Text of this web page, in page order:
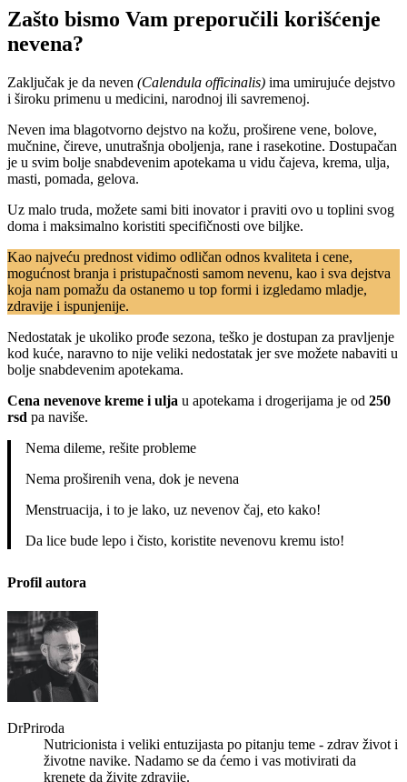
Zašto bismo Vam preporučili korišćenje
nevena?
Zaključak je da neven (Calendula officinalis) ima umirujuće dejstvo
i široku primenu u medicini, narodnoj ili savremenoj.
Neven ima blagotvorno dejstvo na kožu, proširene vene, bolove,
mučnine, čireve, unutrašnja oboljenja, rane i rasekotine. Dostupačan
je u svim bolje snabdevenim apotekama u vidu čajeva, krema, ulja,
masti, pomada, gelova.
Uz malo truda, možete sami biti inovator i praviti ovo u toplini svog
doma i maksimalno koristiti specifičnosti ove biljke.
Kao najveću prednost vidimo odličan odnos kvaliteta i cene,
mogućnost branja i pristupačnosti samom nevenu, kao i sva dejstva
koja nam pomažu da ostanemo u top formi i izgledamo mladje,
zdravije i ispunjenije.
Nedostatak je ukoliko prođe sezona, teško je dostupan za pravljenje
kod kuće, naravno to nije veliki nedostatak jer sve možete nabaviti u
bolje snabdevenim apotekama.
Cena nevenove kreme i ulja u apotekama i drogerijama je od 250
rsd pa naviše.
Nema dileme, rešite probleme
Nema proširenih vena, dok je nevena
Menstruacija, i to je lako, uz nevenov čaj, eto kako!
Da lice bude lepo i čisto, koristite nevenovu kremu isto!
Profil autora
DrPriroda
Nutricionista i veliki entuzijasta po pitanju teme - zdrav život i
životne navike. Nadamo se da ćemo i vas motivirati da
krenete da živite zdravije.